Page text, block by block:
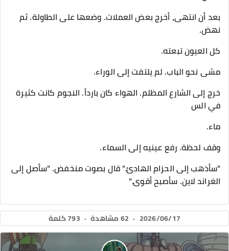
بعد أن انتهى، أخرج بعض العملات. وضعها على الطاولة. ثم
نهض.
كل العيون تبعته.
مشى نحو الباب. لم يلتفت إلى الوراء.
خرج إلى الشارع المظلم. الهواء كان بارداً. النجوم كانت كثيرة
في الس
ماء.
وقف لحظة. رفع عينيه إلى السماء.
"سأذهب إلى الحزام الهادئ." قال بصوت منخفض. "سأصل إلى
الغراند لاين. سأصبح أقوى."
2026/06/17
· 62 مشاهدة · 793 كلمة